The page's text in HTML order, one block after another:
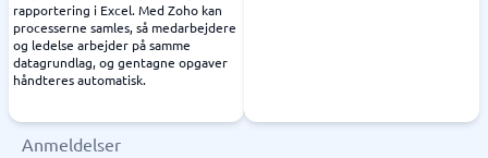
rapportering i Excel. Med Zoho kan
processerne samles, så medarbejdere
og ledelse arbejder på samme
datagrundlag, og gentagne opgaver
håndteres automatisk.
Anmeldelser